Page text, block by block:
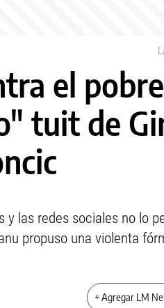
el
tuit de
y las redes sociales no lo
propuso una violenta
+ Agregar LM